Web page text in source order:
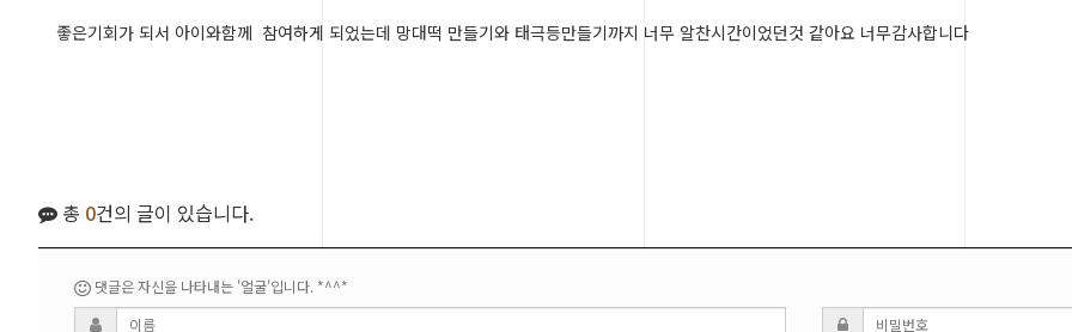
좋은기회가 되서 아이와함께 참여하게 되었는데 망대떡 만들기와 태극등만들기까지 너무 알찬시간이었던것 같아요 너무감사합니다
총 0건의 글이 있습니다.
댓글은 자신을 나타내는 '얼굴'입니다. *^^*